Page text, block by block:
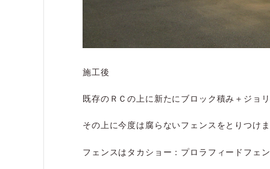
施工後
既存のＲＣの上に新たにブロック積み＋ジョ
その上に今度は腐らないフェンスをとりつけ
フェンスはタカショー：プロラフィードフェ